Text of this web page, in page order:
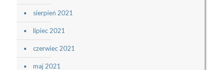
sierpień 2021
lipiec 2021
czerwiec 2021
maj 2021